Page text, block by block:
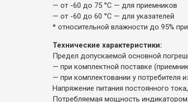
— от -60 до 75 °С — для приемников
— от -60 до 60 °С — для указателей
* относительной влажности до 95%
Технические характеристики:
Предел допускаемой основной
— при комплектной поставке
— при комплектовании у потребителя
Напряжение питания постоянного
Потребляемая мощность